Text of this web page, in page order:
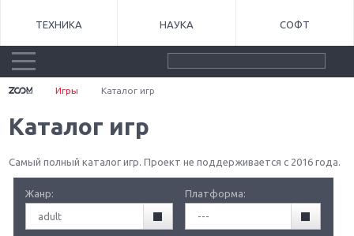
ТЕХНИКА НАУКА СОФТ
Игры Каталог игр
Каталог игр
Самый полный каталог игр. Проект не поддерживается с 2016 года.
Жанр:
adult
Платформа:
---